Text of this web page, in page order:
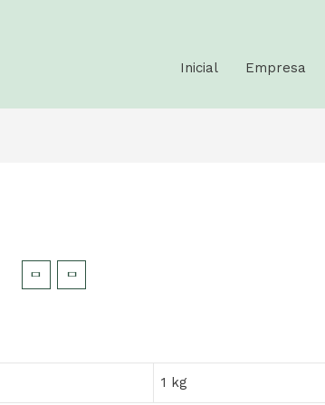
Inicial Empresa
1 kg